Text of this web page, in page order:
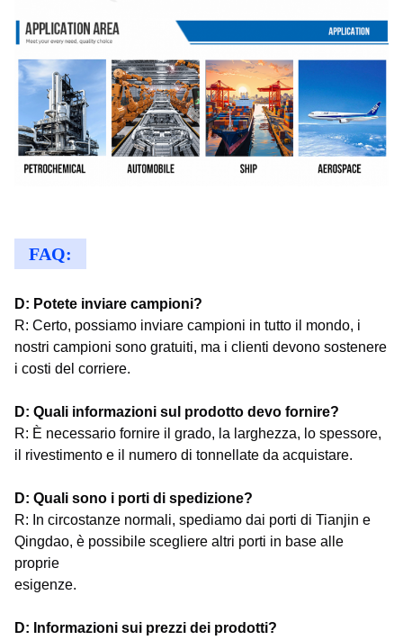
FAQ:
D: Potete inviare campioni?
R: Certo, possiamo inviare campioni in tutto il mondo, i
nostri campioni sono gratuiti, ma i clienti devono sostenere
i costi del corriere.
D: Quali informazioni sul prodotto devo fornire?
R: È necessario fornire il grado, la larghezza, lo spessore,
il rivestimento e il numero di tonnellate da acquistare.
D: Quali sono i porti di spedizione?
R: In circostanze normali, spediamo dai porti di Tianjin e
Qingdao, è possibile scegliere altri porti in base alle
proprie
esigenze.
D: Informazioni sui prezzi dei prodotti?